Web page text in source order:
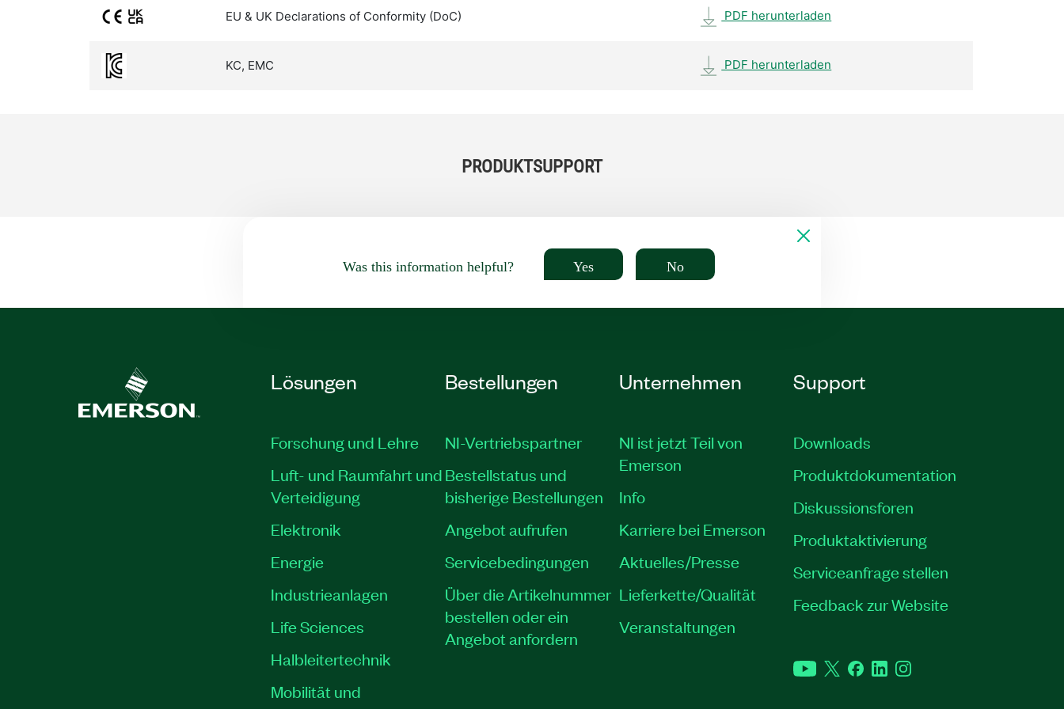
EU & UK Declarations of Conformity (DoC) PDF herunterladen
KC, EMC PDF herunterladen
PRODUKTSUPPORT
Was this information helpful? Yes No
Lösungen
Forschung und Lehre
Luft- und Raumfahrt und
Verteidigung
Elektronik
Energie
Industrieanlagen
Life Sciences
Halbleitertechnik
Mobilität und
Bestellungen
NI-Vertriebspartner
Bestellstatus und
bisherige Bestellungen
Angebot aufrufen
Servicebedingungen
Über die Artikelnummer
bestellen oder ein
Angebot anfordern
Unternehmen
NI ist jetzt Teil von
Emerson
Info
Karriere bei Emerson
Aktuelles/Presse
Lieferkette/Qualität
Veranstaltungen
Support
Downloads
Produktdokumentation
Diskussionsforen
Produktaktivierung
Serviceanfrage stellen
Feedback zur Website
YouTubeTwitterFacebookLinkedInInstagram